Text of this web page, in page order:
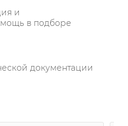
и
в подборе
документации